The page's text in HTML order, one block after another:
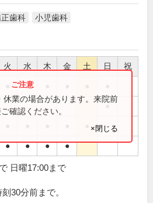
歯科 小児歯科
火 水 木 金 土 日 祝
●
●
● ● ● ●
休業の場合があります。来院前
確認ください。
×閉じる
日曜17:00まで
30分前まで。